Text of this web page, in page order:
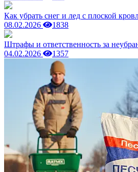
Как убрать снег и лед с плоской
08.02.2026
1838
Штрафы и ответственность за
04.02.2026
1357